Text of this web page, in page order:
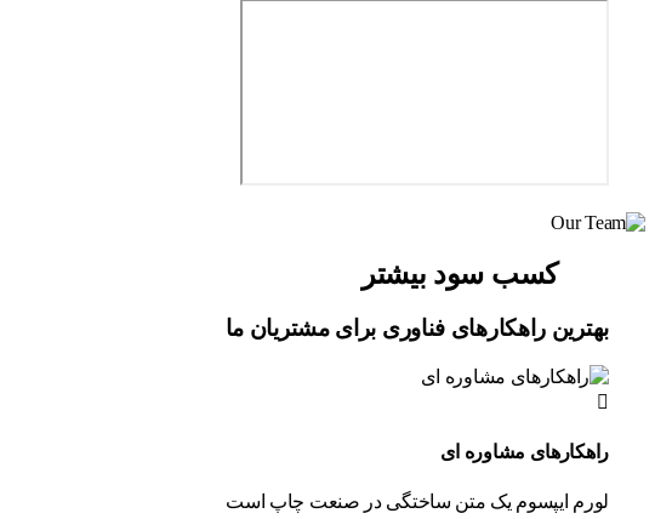
کسب سود بیشتر
بهترین راهکارهای فناوری برای مشتریان ما
راهکارهای مشاوره ای
لورم ایپسوم یک متن ساختگی در صنعت چاپ است